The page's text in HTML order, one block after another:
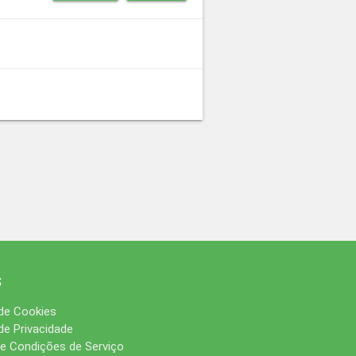
Cookies
Privacidade
Condições de Serviço